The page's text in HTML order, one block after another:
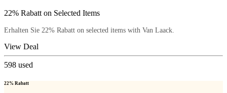
22% Rabatt on Selected Items
Erhalten Sie 22% Rabatt on selected items with Van Laack.
View Deal
598 used
22% Rabatt